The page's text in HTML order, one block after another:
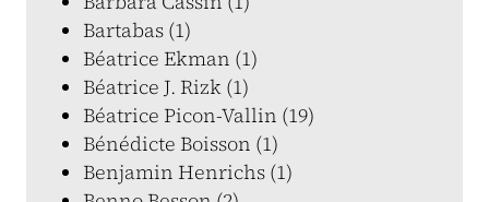
Bartabas (1)
Béatrice Ekman (1)
Béatrice J. Rizk (1)
Béatrice Picon-Vallin (19)
Bénédicte Boisson (1)
Benjamin Henrichs (1)